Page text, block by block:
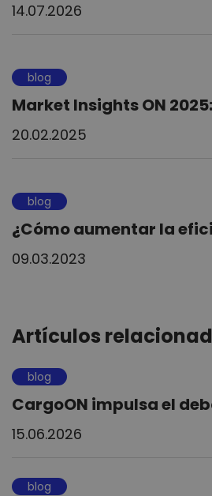
14.07.2026
blog
Market Insights ON
20.02.2025
blog
¿Cómo aumentar la
09.03.2023
Artículos
blog
CargoON impulsa el
15.06.2026
blog